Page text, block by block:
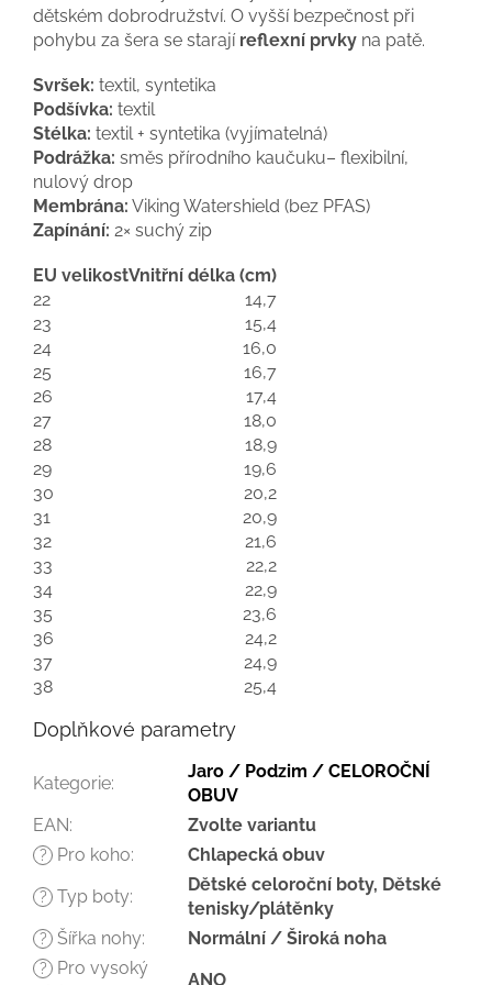
dětském dobrodružství. O vyšší bezpečnost při
pohybu za šera se starají reflexní prvky na patě.
Svršek: textil, syntetika
Podšívka: textil
Stélka: textil + syntetika (vyjímatelná)
Podrážka: směs přírodního kaučuku– flexibilní,
nulový drop
Membrána: Viking Watershield (bez PFAS)
Zapínání: 2× suchý zip
EU velikostVnitřní délka (cm)
22
14,7
23
15,4
24
16,0
25
16,7
26
17,4
27
18,0
28
18,9
29
19,6
30
20,2
31
20,9
32
21,6
33
22,2
34
22,9
35
23,6
36
24,2
37
24,9
38
25,4
Doplňkové parametry
Kategorie:
Jaro / Podzim / CELOROČNÍ
OBUV
EAN: Zvolte variantu
? Pro koho: Chlapecká obuv
? Typ boty:
Dětské celoroční boty, Dětské
tenisky/plátěnky
? Šířka nohy: Normální / Široká noha
?
Pro vysoký
ANO